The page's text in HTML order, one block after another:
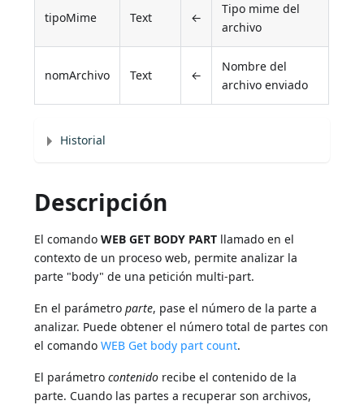
tipoMime Text ←
Tipo mime del
archivo
nomArchivo Text ←
Nombre del
archivo enviado
Historial
Descripción
El comandoWEB GET BODY PART llamado en el
contexto de un proceso web, permite analizar la
parte "body" de una petición multi-part.
En el parámetroparte, pase el número de la parte a
analizar. Puede obtener el número total de partes con
el comandoWEB Get body part count.
El parámetrocontenido recibe el contenido de la
parte. Cuando las partes a recuperar son archivos,